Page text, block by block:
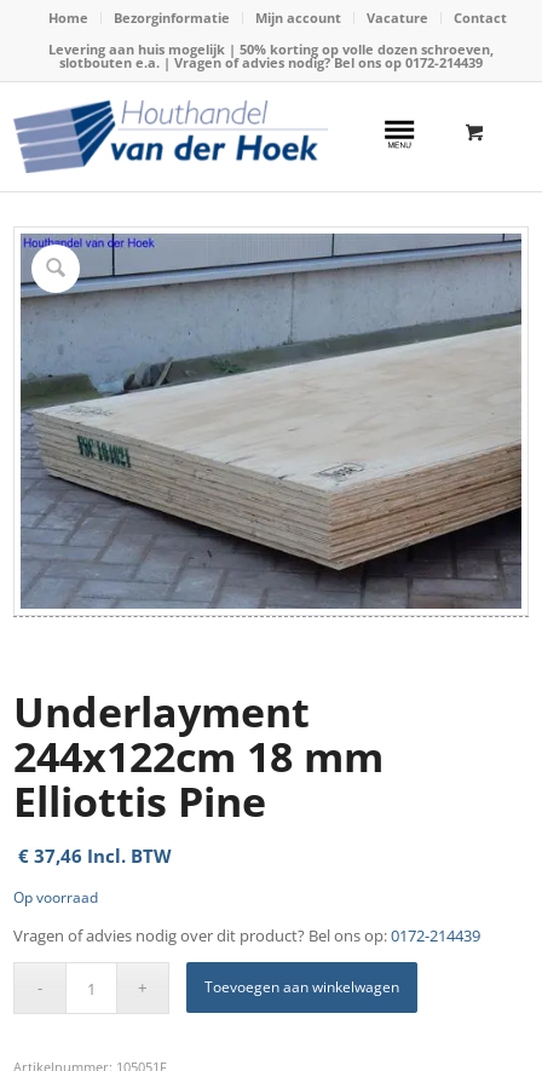
Home Bezorginformatie Mijn account Vacature
Contact
Levering aan huis mogelijk | 50% korting op volle dozen schroeven,
slotbouten e.a. | Vragen of advies nodig? Bel ons op 0172-214439
Home / Webshop / Plaatmateriaal / Underlayment platen /
Underlayment 244x122cm mm Elliottis Pine
Underlayment
244x122cm 18 mm
Elliottis Pine
€ 37,46 Incl. BTW
Op voorraad
Vragen of advies nodig over dit product? Bel ons op:0172-214439
Toevoegen aan winkelwagen
Artikelnummer: 105051F